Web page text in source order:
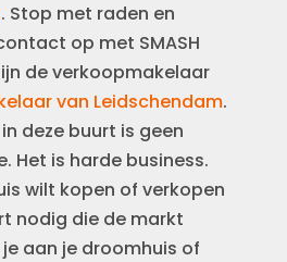
. Stop met raden en
op met SMASH
de verkoopmakelaar
van Leidschendam.
deze buurt is geen
Het is harde business.
wilt kopen of verkopen
nodig die de markt
aan je droomhuis of